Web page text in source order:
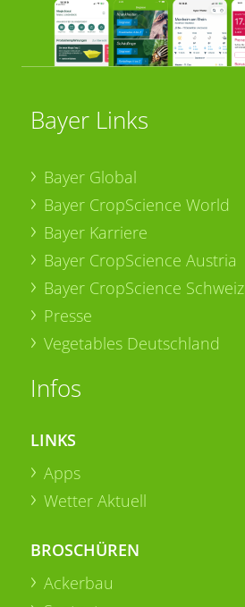
Bayer Links
Bayer Global
Bayer CropScience World
Bayer Karriere
Bayer CropScience Austria
Bayer CropScience Schweiz
Presse
Vegetables Deutschland
Infos
LINKS
Apps
Wetter Aktuell
BROSCHÜREN
Ackerbau